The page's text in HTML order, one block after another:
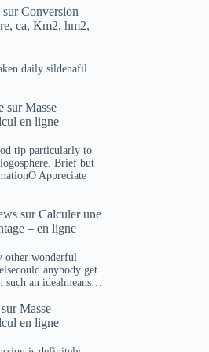
surConversion
ca, Km2, hm2,
daily sildenafil
surMasse
en ligne
tip particularly to
Brief but
Appreciate
surCalculer une
– en ligne
other wonderful
anybody get
an idealmeans…
surMasse
en ligne